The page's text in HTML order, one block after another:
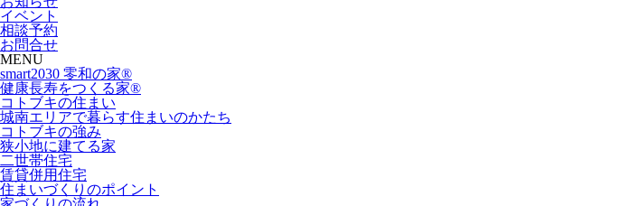
イベント
相談予約
お問合せ
MENU
smart2030 零和の家®
健康長寿をつくる家®
コトブキの住まい
城南エリアで暮らす住まいのかたち
コトブキの強み
狭小地に建てる家
二世帯住宅
賃貸併用住宅
住まいづくりのポイント